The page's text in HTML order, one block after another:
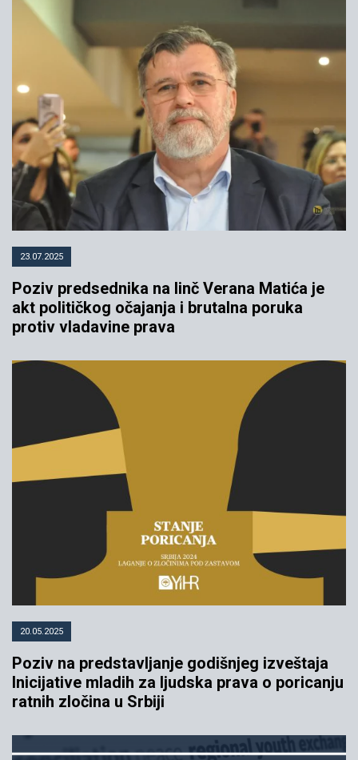
23.07.2025
Poziv predsednika na linč Verana Matića je
akt političkog očajanja i brutalna poruka
protiv vladavine prava
20.05.2025
Poziv na predstavljanje godišnjeg izveštaja
Inicijative mladih za ljudska prava o poricanju
ratnih zločina u Srbiji